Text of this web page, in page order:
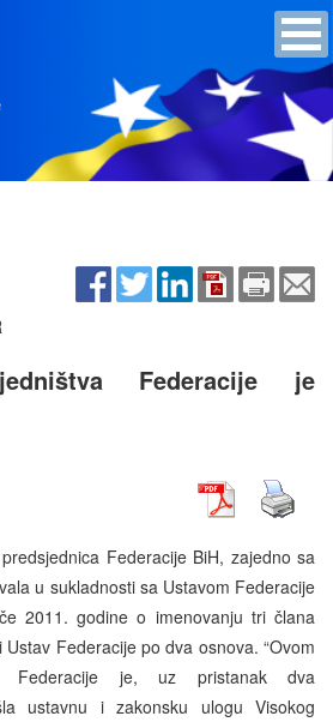
Federacije je
Federacije BiH, zajedno sa
u sukladnosti sa Ustavom Federacije
2011. godine o imenovanju tri člana
Federacije po dva osnova. “Ovom
Federacije je, uz pristanak dva
ustavnu i zakonsku ulogu Visokog